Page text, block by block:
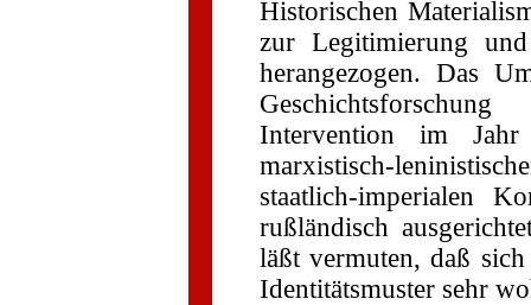
Historischen
zur Legitimierung
herangezogen. Das
Intervention im
marxistisch-
staatlich-imperialen
rußländisch
läßt vermuten, daß
Identitätsmuster sehr